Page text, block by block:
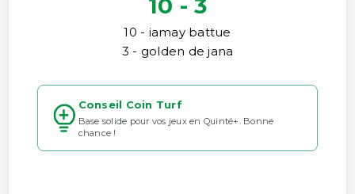
10 - 3
10 - iamay battue
3 - golden de jana
Conseil Coin Turf
Base solide pour vos jeux en Quinté+. Bonne
chance !